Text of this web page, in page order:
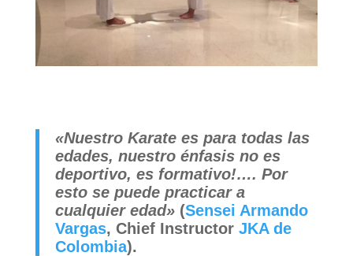
«Nuestro Karate es para todas las
edades, nuestro énfasis no es
deportivo, es formativo!…. Por
esto se puede practicar a
cualquier edad»(Sensei Armando
Vargas, Chief Instructor JKA de
Colombia).